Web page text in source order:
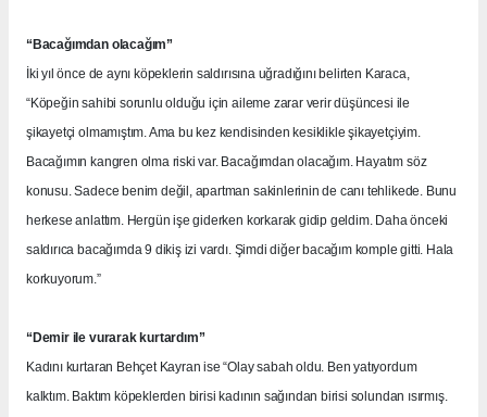
“Bacağımdan olacağım”
İki yıl önce de aynı köpeklerin saldırısına uğradığını belirten Karaca,
“Köpeğin sahibi sorunlu olduğu için aileme zarar verir düşüncesi ile
şikayetçi olmamıştım. Ama bu kez kendisinden kesiklikle şikayetçiyim.
Bacağımın kangren olma riski var. Bacağımdan olacağım. Hayatım söz
konusu. Sadece benim değil, apartman sakinlerinin de canı tehlikede. Bunu
herkese anlattım. Hergün işe giderken korkarak gidip geldim. Daha önceki
saldırıca bacağımda 9 dikiş izi vardı. Şimdi diğer bacağım komple gitti. Hala
korkuyorum.”
“Demir ile vurarak kurtardım”
Kadını kurtaran Behçet Kayran ise “Olay sabah oldu. Ben yatıyordum
kalktım. Baktım köpeklerden birisi kadının sağından birisi solundan ısırmış.